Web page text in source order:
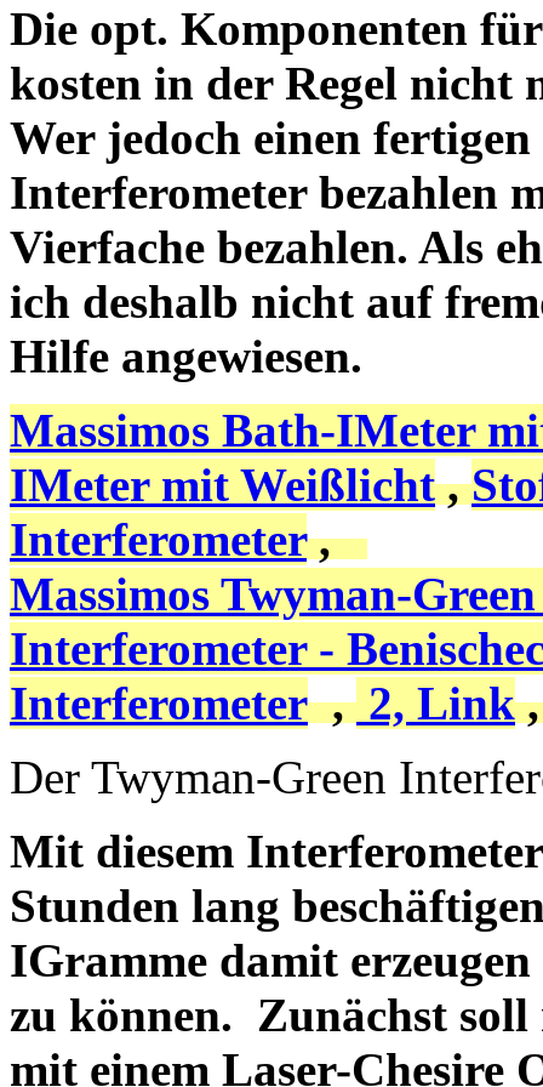
Die opt. Komponenten
kosten in der Regel nicht
Wer jedoch einen fertigen
Interferometer bezahlen
Vierfache bezahlen. Als
ich deshalb nicht auf
Hilfe angewiesen.
Massimos Bath-IMeter
IMeter mit Weißlicht,
Interferometer,
Massimos Twyman-
Interferometer -
Interferometer, 2, Link
Der Twyman-Green
Mit diesem
Stunden lang
IGramme damit erzeugen
zu können. Zunächst
mit einem Laser-Chesire